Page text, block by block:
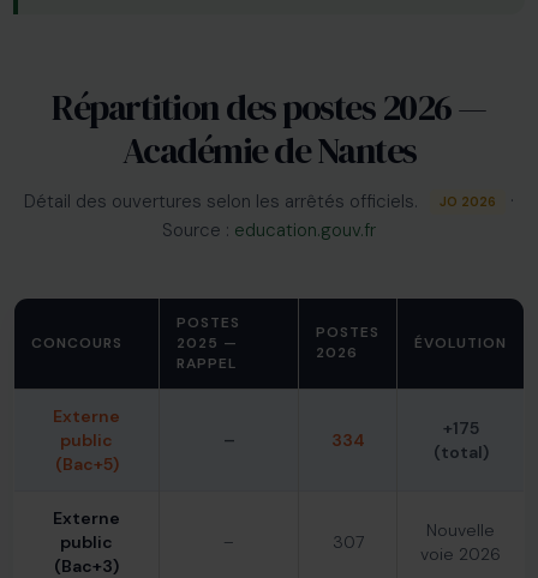
Répartition des postes 2026 —
Académie de Nantes
Détail des ouvertures selon les arrêtés officiels. JO 2026
·
Source : education.gouv.fr
CONCOURS
POSTES
2025 —
RAPPEL
POSTES
2026
ÉVOLUTION
Externe
public
(Bac+5)
– 334
+175
(total)
Externe
public
(Bac+3)
– 307
Nouvelle
voie 2026